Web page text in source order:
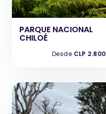
PARQUE NACIONAL
CHILOÉ
Desde CLP